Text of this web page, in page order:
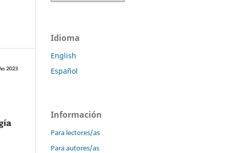
Idioma
English
Español
Información
Para lectores/as
Para autores/as